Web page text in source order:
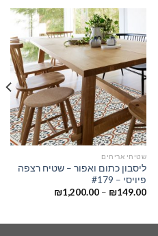
שטיחי אריחים
ליסבון כתום ואפור – שטיח רצפה
פיויסי – #179
₪149.00
–
₪1,200.00